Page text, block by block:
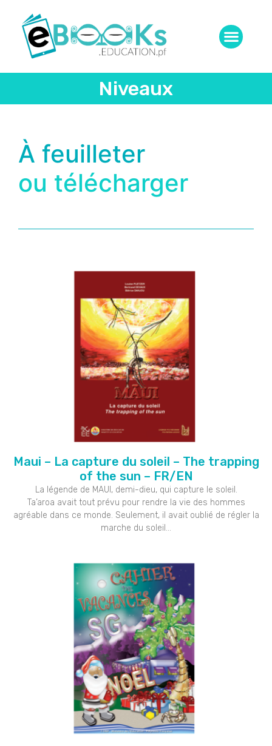
Niveaux
À feuilleter
ou télécharger
Maui – La capture du soleil – The trapping
of the sun – FR/EN
La légende de MAUI, demi-dieu, qui capture le soleil.
Ta’aroa avait tout prévu pour rendre la vie des hommes
agréable dans ce monde. Seulement, il avait oublié de régler la
marche du soleil…